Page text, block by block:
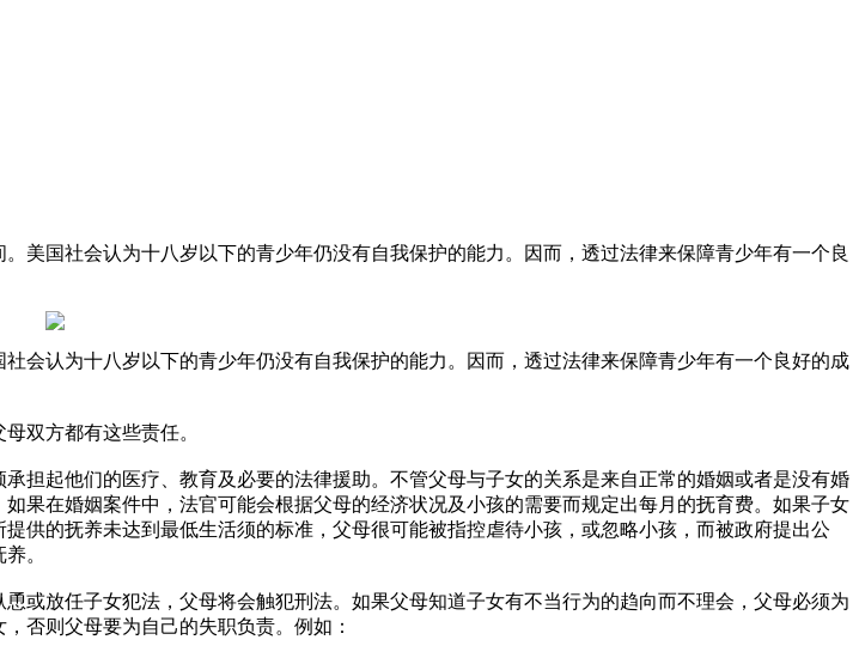
美国社会认为十八岁以下的青少年仍没有自我保护的能力。因而，透过法律来保障青少年有一个良
会认为十八岁以下的青少年仍没有自我保护的能力。因而，透过法律来保障青少年有一个良好的成
双方都有这些责任。
担起他们的医疗、教育及必要的法律援助。不管父母与子女的关系是来自正常的婚姻或者是没有婚
果在婚姻案件中，法官可能会根据父母的经济状况及小孩的需要而规定出每月的抚育费。如果子女
供的抚养未达到最低生活须的标准，父母很可能被指控虐待小孩，或忽略小孩，而被政府提出公
。
或放任子女犯法，父母将会触犯刑法。如果父母知道子女有不当行为的趋向而不理会，父母必须为
否则父母要为自己的失职负责。例如：